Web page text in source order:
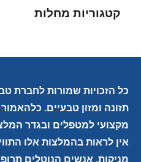
קטגוריות מחלות
כל הזכויות שמורות לחברת
תזונה ומזון טבעיים.
מקצועי למטפלים ובגדר
אין לראות בהמלצות אלו
מניקות, אנשים הנוטלים